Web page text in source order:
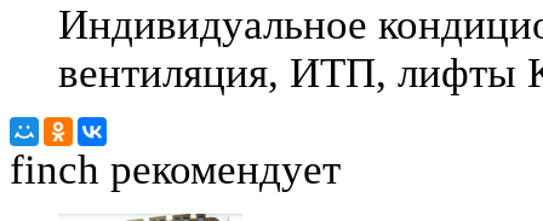
Индивидуальное
вентиляция, ИТП, лифты
finch рекомендует